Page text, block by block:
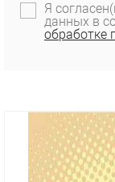
Я
данных в
обработке